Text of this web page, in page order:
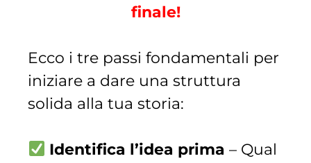
finale!
Ecco i tre passi fondamentali per
iniziare a dare una struttura
solida alla tua storia:
Identifica l’idea prima – Qual